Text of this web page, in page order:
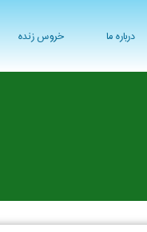
درباره ما خروس زنده